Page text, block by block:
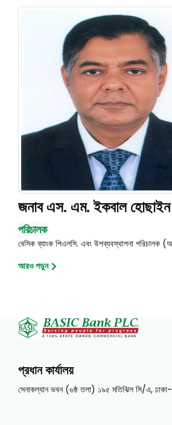
জনাব এস. এম. ইকবাল হোছাইন
পরিচালক
বেসিক ব্যাংক পিএলসি. এবং উপব্যবস্থাপনা পরিচালক
আরও পড়ুন
প্রধান কার্যালয়
সেনাকল্যান ভবন (৬ষ্ঠ তলা) ১৯৫ মতিঝিল সি/এ, ঢাকা-